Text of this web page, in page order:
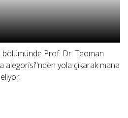
bölümünde Prof. Dr. Teoman
alegorisi"nden yola çıkarak mana